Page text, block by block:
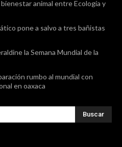
animal entre Ecología y
pone a salvo a tres bañistas
la Semana Mundial de la
rumbo al mundial con
en oaxaca
Buscar